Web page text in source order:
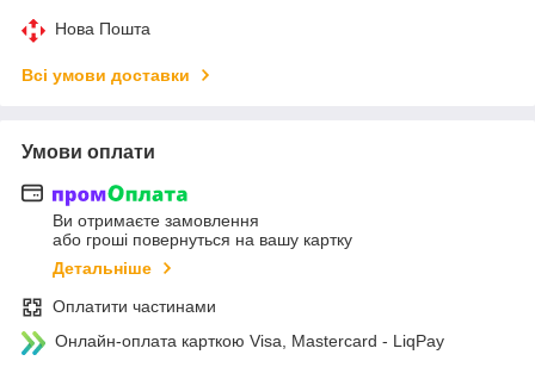
Нова Пошта
Всі умови доставки
Умови оплати
Ви отримаєте замовлення
або гроші повернуться на вашу картку
Детальніше
Оплатити частинами
Онлайн-оплата карткою Visa, Mastercard - LiqPay